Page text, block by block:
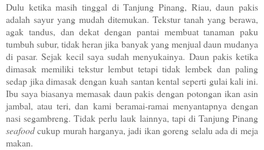
Dulu ketika masih tinggal di Tanjung Pinang, Riau, daun pakis
adalah sayur yang mudah ditemukan. Tekstur tanah yang berawa,
agak tandus, dan dekat dengan pantai membuat tanaman paku
tumbuh subur, tidak heran jika banyak yang menjual daun mudanya
di pasar. Sejak kecil saya sudah menyukainya. Daun pakis ketika
dimasak memiliki tekstur lembut tetapi tidak lembek dan paling
sedap jika dimasak dengan kuah santan kental seperti gulai kali ini.
Ibu saya biasanya memasak daun pakis dengan potongan ikan asin
jambal, atau teri, dan kami beramai-ramai menyantapnya dengan
nasi segambreng. Tidak perlu lauk lainnya, tapi di Tanjung Pinang
seafoodcukup murah harganya, jadi ikan goreng selalu ada di meja
makan.